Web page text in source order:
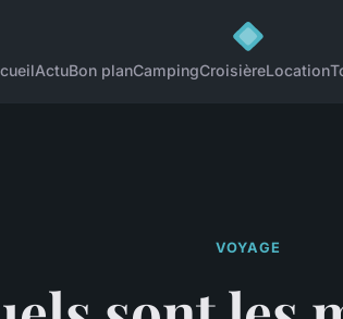
ActuBon planCampingCroisièreLocation
VOYAGE